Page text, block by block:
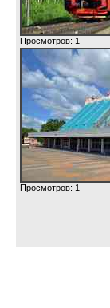
Просмотров: 1
Просмотров: 1